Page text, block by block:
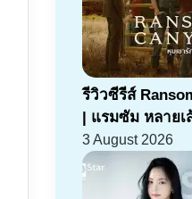
รีวิวซีรีส์
| แรมซัม หลายเ
3 August 2026